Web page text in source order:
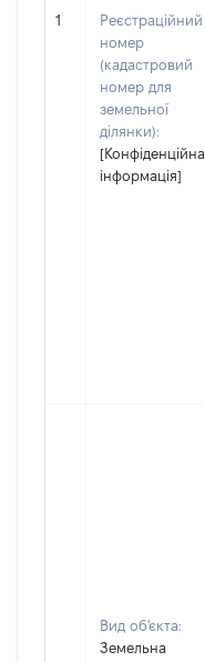
1
Реєстраційний
номер
(кадастровий
номер для
земельної
ділянки):
[Конфіденційна
інформація]
Вид об'єкта:
Земельна